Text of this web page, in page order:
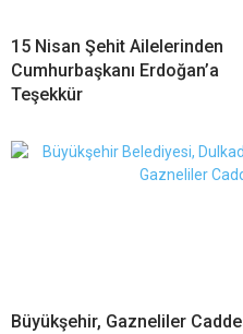
15 Nisan Şehit Ailelerinden
Cumhurbaşkanı Erdoğan’a
Teşekkür
Büyükşehir, Gazneliler